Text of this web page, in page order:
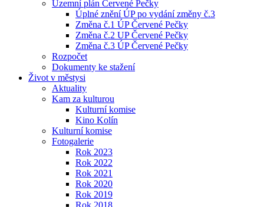
Územní plán Červené Pečky
Úplné znění ÚP po vydání změny č.3
Změna č.1 ÚP Červené Pečky
Změna č.2 UP Červené Pečky
Změna č.3 ÚP Červené Pečky
Rozpočet
Dokumenty ke stažení
Život v městysi
Aktuality
Kam za kulturou
Kulturní komise
Kino Kolín
Kulturní komise
Fotogalerie
Rok 2023
Rok 2022
Rok 2021
Rok 2020
Rok 2019
Rok 2018